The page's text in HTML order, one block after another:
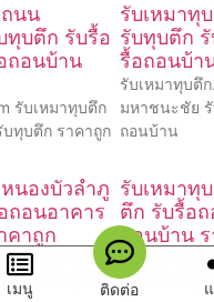
นน
ทุบตึก รับรื้อ
ถอนบ้าน
รับเหมาทุบตึก
ทุบตึก ราคาถูก
รับเหมาทุ
รับทุบตึก
รื้อถอนบ้า
รับเหมาทุบตึ
มหาชนะชัย
ถอนบ้าน
นองบัวลำภู
ถอนอาคาร
คาถูก
รับเหมาทุบตึก
ตึก ราคาถูก รื้อ
รับเหมาทุ
ตึก รับรื้อ
ถอนบ้าน
รับเหมาทุบตึก
ท่าแร้ง รับทุบ
เมนู ติดต่อ